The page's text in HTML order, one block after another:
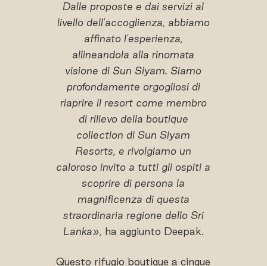
Dalle proposte e dai servizi al
livello dell'accoglienza, abbiamo
affinato l'esperienza,
allineandola alla rinomata
visione di Sun Siyam. Siamo
profondamente orgogliosi di
riaprire il resort come membro
di rilievo della boutique
collection di Sun Siyam
Resorts, e rivolgiamo un
caloroso invito a tutti gli ospiti a
scoprire di persona la
magnificenza di questa
straordinaria regione dello Sri
Lanka», ha aggiunto Deepak.
Questo rifugio boutique a cinque